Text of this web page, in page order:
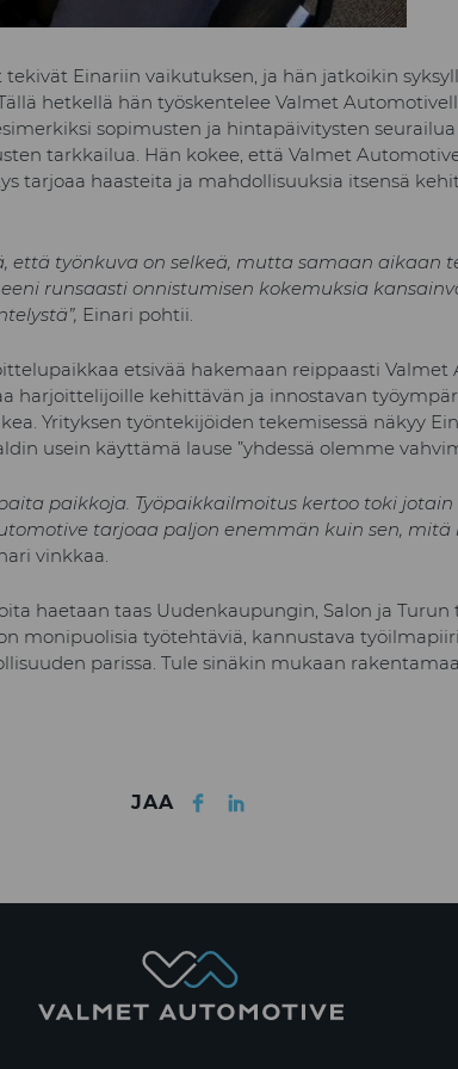
Einariin vaikutuksen, ja hän jatkoikin
hetkellä hän työskentelee Valmet
sopimusten ja hintapäivitysten
tarkkailua. Hän kokee, että Valmet
tarjoaa haasteita ja mahdollisuuksia itsensä
että työnkuva on selkeä, mutta samaan aikaan
runsaasti onnistumisen kokemuksia
Einari pohtii.
etsivää hakemaan reippaasti Valmet
harjoittelijoille kehittävän ja innostavan
Yrityksen työntekijöiden tekemisessä näkyy
usein käyttämä lause ”yhdessä olemme
paikkoja. Työpaikkailmoitus kertoo toki
tarjoaa paljon enemmän kuin sen,
vinkkaa.
haetaan taas Uudenkaupungin, Salon ja
monipuolisia työtehtäviä, kannustava
parissa. Tule sinäkin mukaan
JAA